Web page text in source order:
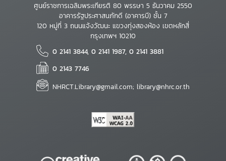
ศูนย์ราชการเฉลิมพระเกียรติ 80 พรรษา 5 ธันวาคม 2550
อาคารรัฐประศาสนภักดี (อาคารบี) ชั้น 7
120 หมู่ที่ 3 ถนนแจ้งวัฒนะ แขวงทุ่งสองห้อง เขตหลักสี่
กรุงเทพฯ 10210
0 2141 3844, 0 2141 1987, 0 2141 3881
0 2143 7746
NHRCT.Library@gmail.com; library@nhrc.or.th